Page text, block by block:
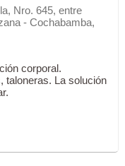
Nro. 645, entre
- Cochabamba,
corporal.
taloneras. La solución